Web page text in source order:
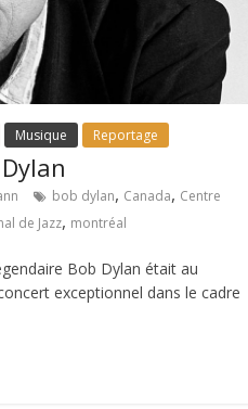
Musique Reportage
bob dylan, Canada, Centre
de Jazz, montréal
Bob Dylan était au
exceptionnel dans le cadre